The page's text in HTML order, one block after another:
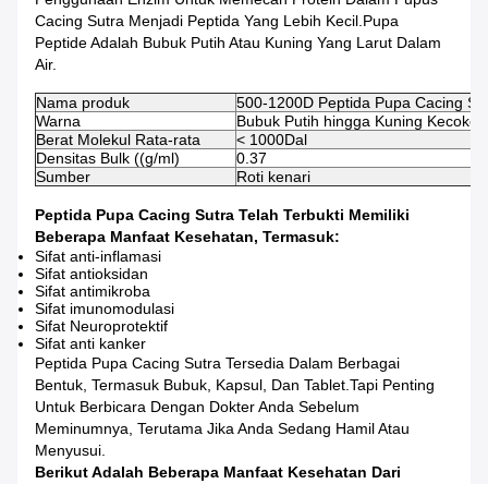
Cacing Sutra Menjadi Peptida Yang Lebih Kecil.Pupa
Peptide Adalah Bubuk Putih Atau Kuning Yang Larut Dalam
Air.
Nama produk
500-1200D Peptida Pupa Cacing
Warna
Bubuk Putih hingga Kuning
Berat Molekul Rata-rata
< 1000Dal
Densitas Bulk ((g/ml)
0.37
Sumber
Roti kenari
Peptida Pupa Cacing Sutra Telah Terbukti Memiliki
Beberapa Manfaat Kesehatan, Termasuk:
Sifat anti-inflamasi
Sifat antioksidan
Sifat antimikroba
Sifat imunomodulasi
Sifat Neuroprotektif
Sifat anti kanker
Peptida Pupa Cacing Sutra Tersedia Dalam Berbagai
Bentuk, Termasuk Bubuk, Kapsul, Dan Tablet.tapi Penting
Untuk Berbicara Dengan Dokter Anda Sebelum
Meminumnya, Terutama Jika Anda Sedang Hamil Atau
Menyusui.
Berikut Adalah Beberapa Manfaat Kesehatan Dari